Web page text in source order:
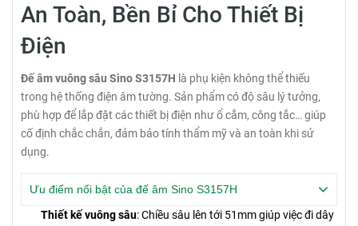
An Toàn, Bền Bỉ Cho Thiết Bị
Điện
Đế âm vuông sâu Sino S3157H là phụ kiện không thể thiếu
trong hệ thống điện âm tường. Sản phẩm có độ sâu lý tưởng,
phù hợp để lắp đặt các thiết bị điện như ổ cắm, công tắc… giúp
cố định chắc chắn, đảm bảo tính thẩm mỹ và an toàn khi sử
dụng.
Ưu điểm nổi bật của đế âm Sino S3157H
Thiết kế vuông sâu: Chiều sâu lên tới 51mm giúp việc đi dây